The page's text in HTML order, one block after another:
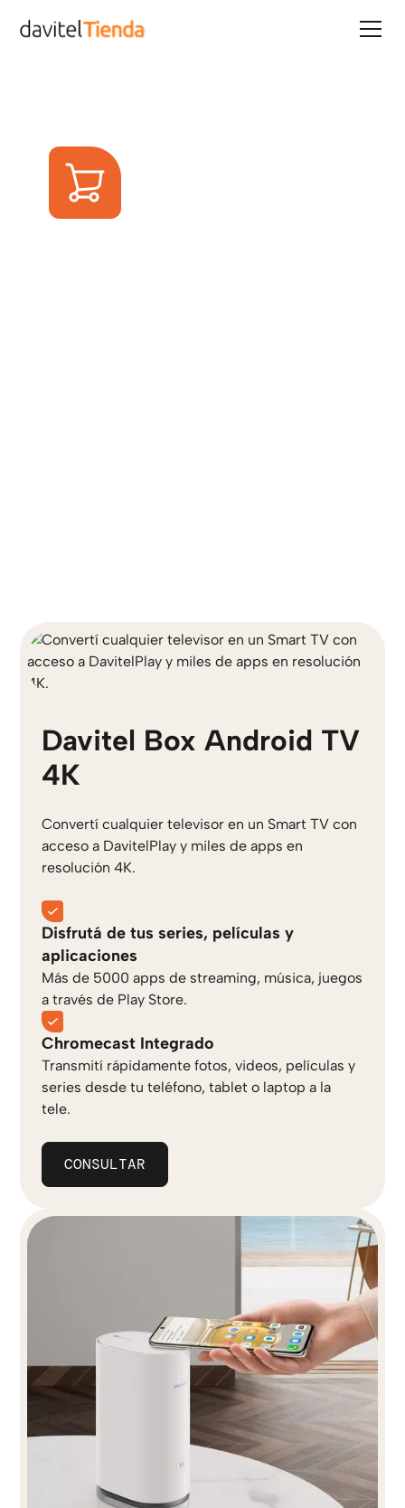
Davitel Box Android TV
4K
Convertí cualquier televisor en un Smart TV con
acceso a DavitelPlay y miles de apps en
resolución 4K.
Disfrutá de tus series, películas y
aplicaciones
Más de 5000 apps de streaming, música, juegos
a través de Play Store.
Chromecast Integrado
Transmití rápidamente fotos, videos, películas y
series desde tu teléfono, tablet o laptop a la
tele.
CONSULTAR